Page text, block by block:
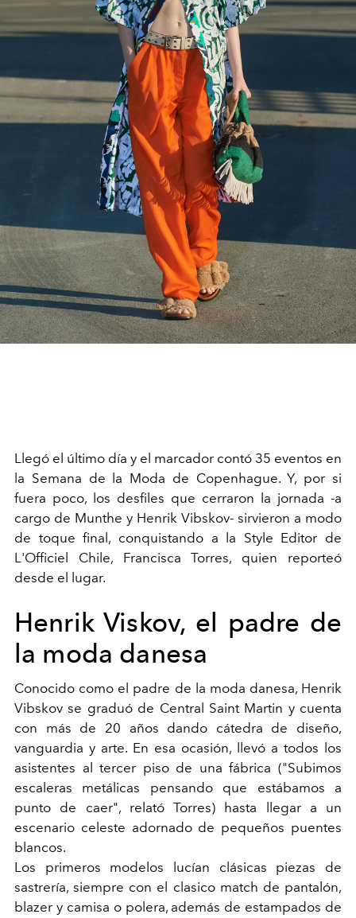
Llegó el último día y el marcador contó 35 eventos en
la Semana de la Moda de Copenhague. Y, por si
fuera poco, los desfiles que cerraron la jornada -a
cargo de Munthe y Henrik Vibskov- sirvieron a modo
de toque final, conquistando a la Style Editor de
L'Officiel Chile, Francisca Torres, quien reporteó
desde el lugar.
Henrik Viskov, el padre de
la moda danesa
Conocido como el padre de la moda danesa, Henrik
Vibskov se graduó de Central Saint Martin y cuenta
con más de 20 años dando cátedra de diseño,
vanguardia y arte. En esa ocasión, llevó a todos los
asistentes al tercer piso de una fábrica ("Subimos
escaleras metálicas pensando que estábamos a
punto de caer", relató Torres) hasta llegar a un
escenario celeste adornado de pequeños puentes
blancos.
Los primeros modelos lucían clásicas piezas de
sastrería, siempre con el clasico match de pantalón,
blazer y camisa o polera, además de estampados de